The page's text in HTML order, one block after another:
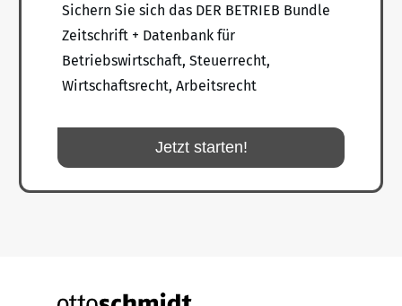
Sichern Sie sich das DER BETRIEB Bundle
Zeitschrift + Datenbank für
Betriebswirtschaft, Steuerrecht,
Wirtschaftsrecht, Arbeitsrecht
Jetzt starten!